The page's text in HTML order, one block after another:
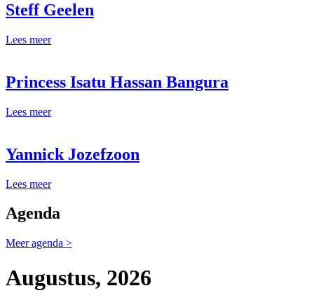
Steff Geelen
Lees meer
Princess Isatu Hassan Bangura
Lees meer
Yannick Jozefzoon
Lees meer
Agenda
Meeragenda >
Augustus, 2026